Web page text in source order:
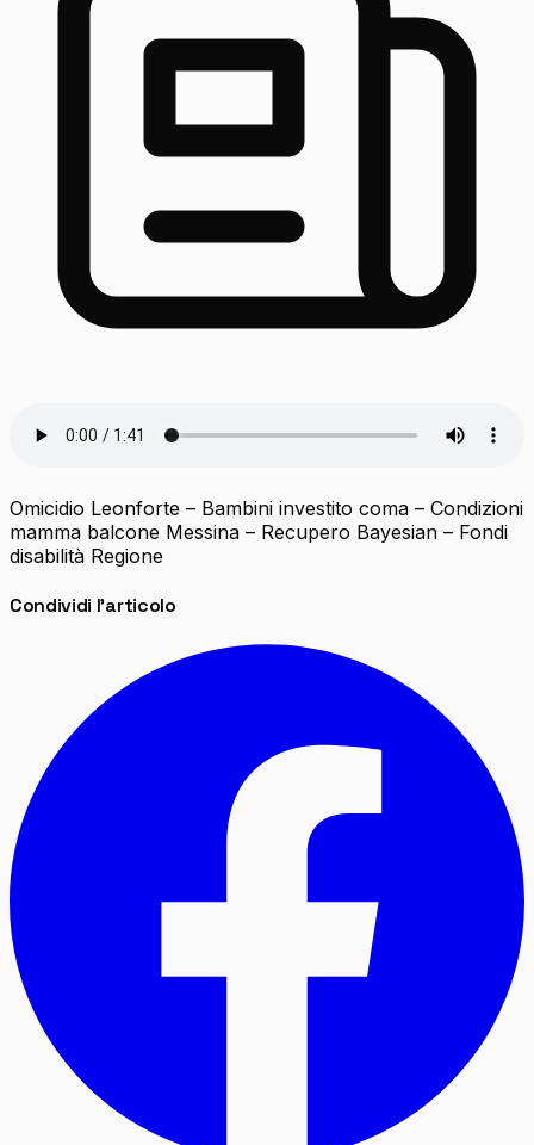
Omicidio Leonforte – Bambini investito coma – Condizioni
mamma balcone Messina – Recupero Bayesian – Fondi
disabilità Regione
Condividi l'articolo